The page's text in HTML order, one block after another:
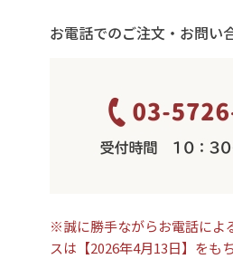
お電話でのご注文・お問い
※誠に勝手ながらお電話によ
スは【2026年4月13日】をも